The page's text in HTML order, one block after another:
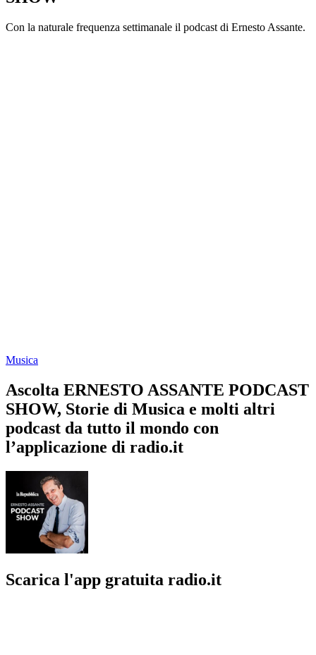
Con la naturale frequenza settimanale il podcast di Ernesto Assante.
Musica
Ascolta ERNESTO ASSANTE PODCAST
SHOW, Storie di Musica e molti altri
podcast da tutto il mondo con
l’applicazione di radio.it
Scarica l'app gratuita radio.it